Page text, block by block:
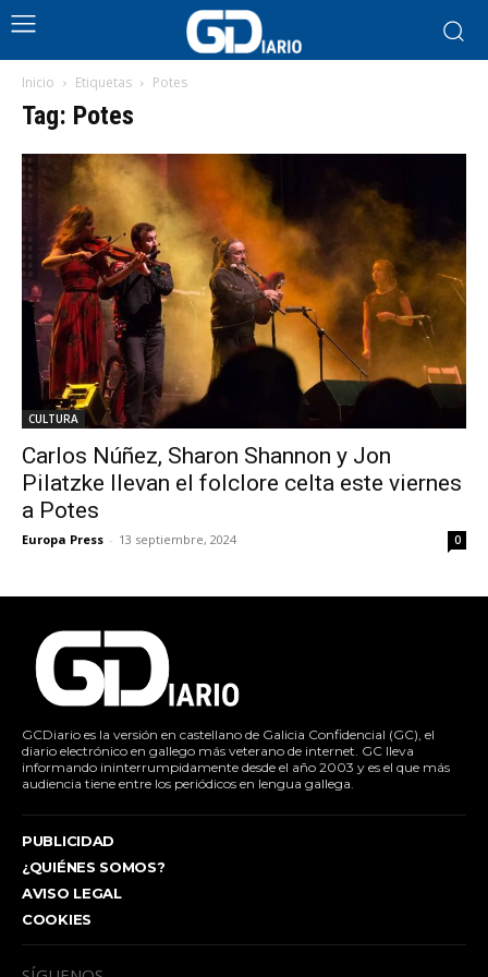
Inicio Etiquetas Potes
Tag: Potes
CULTURA
Carlos Núñez, Sharon Shannon y Jon
Pilatzke llevan el folclore celta este viernes
a Potes
Europa Press - 13 septiembre, 2024 0
GCDiario es la versión en castellano de Galicia Confidencial (GC), el
diario electrónico en gallego más veterano de internet. GC lleva
informando ininterrumpidamente desde el año 2003 y es el que más
audiencia tiene entre los periódicos en lengua gallega.
PUBLICIDAD
¿QUIÉNES SOMOS?
AVISO LEGAL
COOKIES